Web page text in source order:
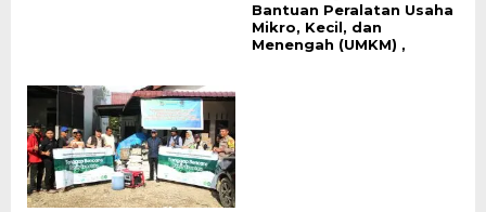
Bantuan Peralatan Usaha
Mikro, Kecil, dan
Menengah (UMKM) ,